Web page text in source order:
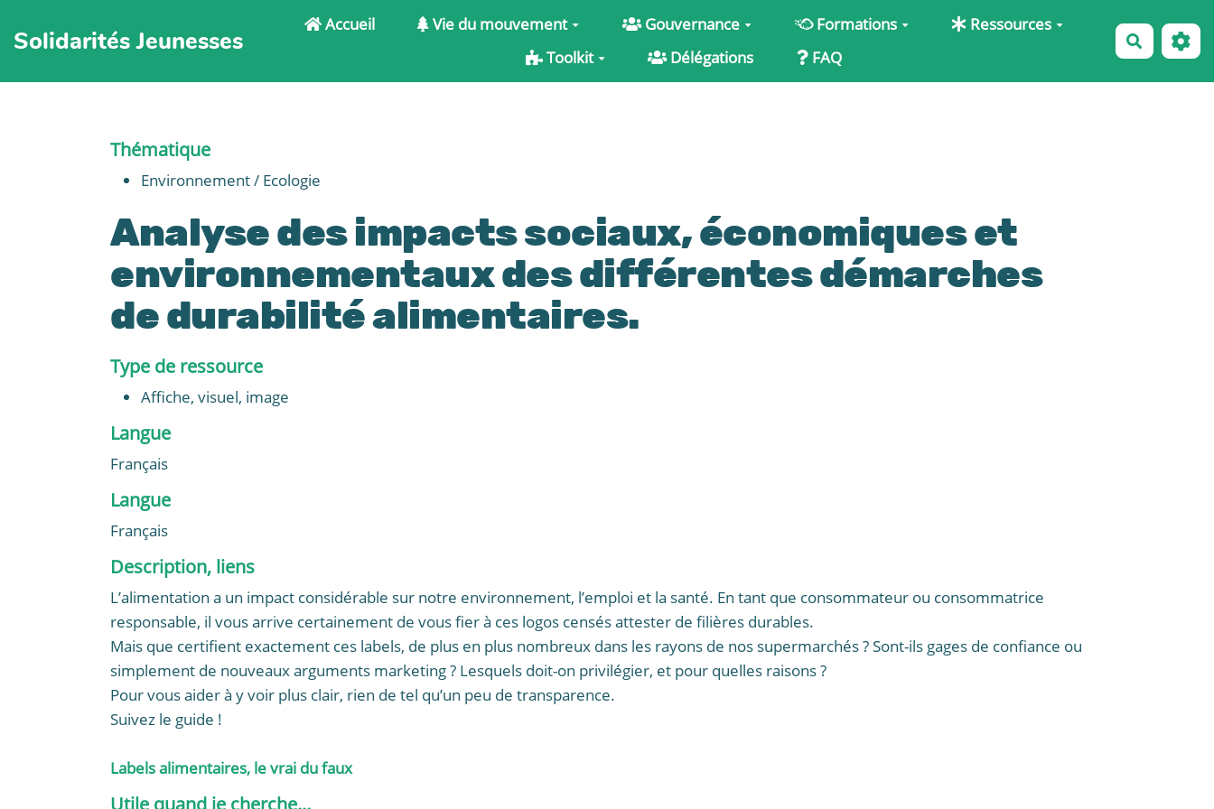
Solidarités Jeunesses
Accueil Vie du mouvement Gouvernance Formations
Ressources
Toolkit
Délégations FAQ
Thématique
Environnement / Ecologie
Analyse des impacts sociaux, économiques et
environnementaux des différentes démarches
de durabilité alimentaires.
Type de ressource
Affiche, visuel, image
Langue
Français
Langue
Français
Description, liens
L’alimentation a un impact considérable sur notre environnement, l’emploi et la santé. En tant que consommateur ou consommatrice
responsable, il vous arrive certainement de vous fier à ces logos censés attester de filières durables.
Mais que certifient exactement ces labels, de plus en plus nombreux dans les rayons de nos supermarchés ? Sont-ils gages de confiance ou
simplement de nouveaux arguments marketing ? Lesquels doit-on privilégier, et pour quelles raisons ?
Pour vous aider à y voir plus clair, rien de tel qu’un peu de transparence.
Suivez le guide !
Labels alimentaires, le vrai du faux
Utile quand je cherche...